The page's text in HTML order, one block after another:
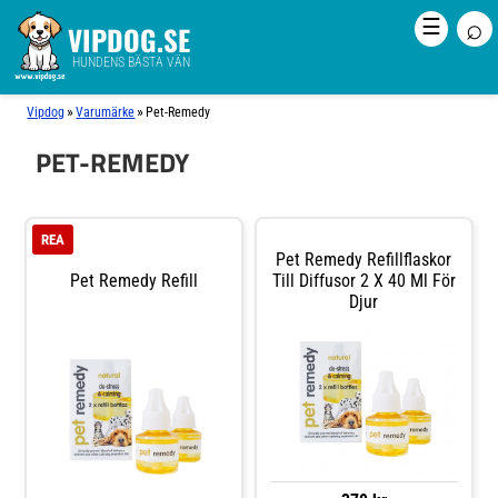
VIPDOG.SE
HUNDENS BÄSTA VÄN
☰ ⌕
Vipdog »Varumärke » Pet-Remedy
PET-REMEDY
Pet Remedy Refill
REA
Pet Remedy Refillflaskor
Till Diffusor 2 X 40 Ml För
Djur